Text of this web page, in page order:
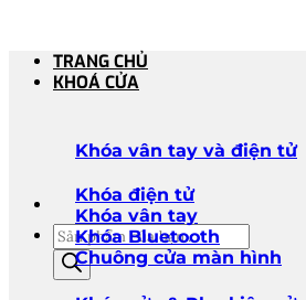
Tìm
kiếm
sản
phẩm
TRANG CHỦ
KHOÁ CỬA
Khóa vân tay và điện tử
Khóa điện tử
Khóa vân tay
Khóa Bluetooth
Chuông cửa màn hình